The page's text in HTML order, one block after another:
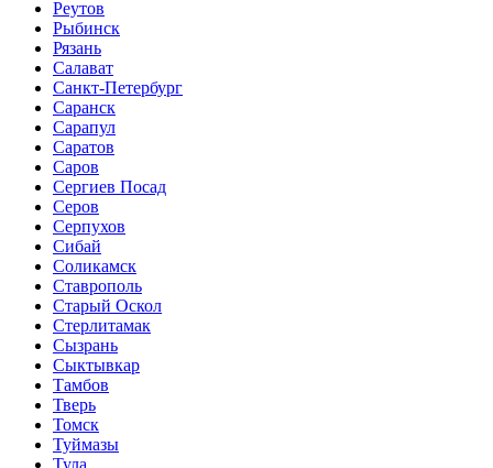
Реутов
Рыбинск
Рязань
Салават
Санкт-Петербург
Саранск
Сарапул
Саратов
Саров
Сергиев Посад
Серов
Серпухов
Сибай
Соликамск
Ставрополь
Старый Оскол
Стерлитамак
Сызрань
Сыктывкар
Тамбов
Тверь
Томск
Туймазы